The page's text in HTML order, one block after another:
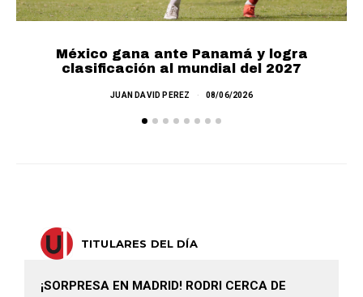
México gana ante Panamá y logra
clasificación al mundial del 2027
JUAN DAVID PEREZ 08/06/2026
TITULARES DEL DÍA
¡SORPRESA EN MADRID! RODRI CERCA DE